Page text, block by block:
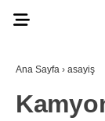
Ana Sayfa › asayiş